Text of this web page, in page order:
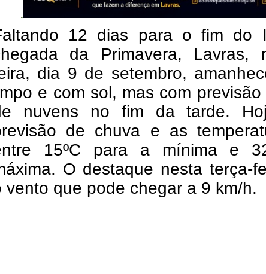
12 dias para o fim do
da Primavera, Lavras,
dia 9 de setembro,
e com sol, mas com
nuvens no fim da tarde.
de chuva e as
15ºC para a mínima e
O destaque nesta terça-
vento que pode chegar a 9 km/h.